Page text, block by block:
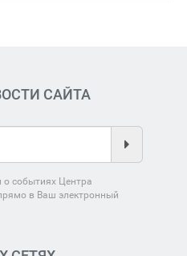
САЙТА
о событиях Центра
в Ваш электронный